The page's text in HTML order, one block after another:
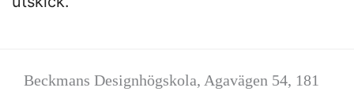
Beckmans Designhögskola, Agavägen 54, 181